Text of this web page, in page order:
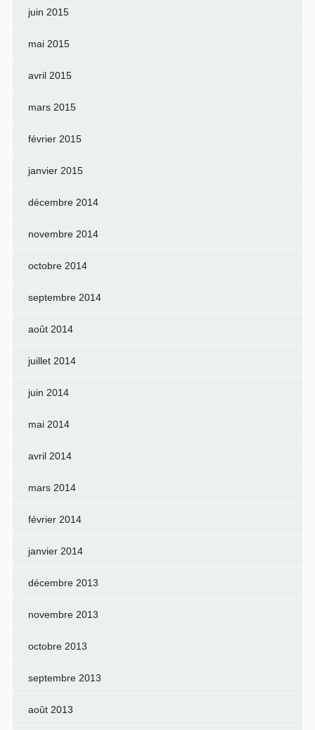
juin 2015
mai 2015
avril 2015
mars 2015
février 2015
janvier 2015
décembre 2014
novembre 2014
octobre 2014
septembre 2014
août 2014
juillet 2014
juin 2014
mai 2014
avril 2014
mars 2014
février 2014
janvier 2014
décembre 2013
novembre 2013
octobre 2013
septembre 2013
août 2013